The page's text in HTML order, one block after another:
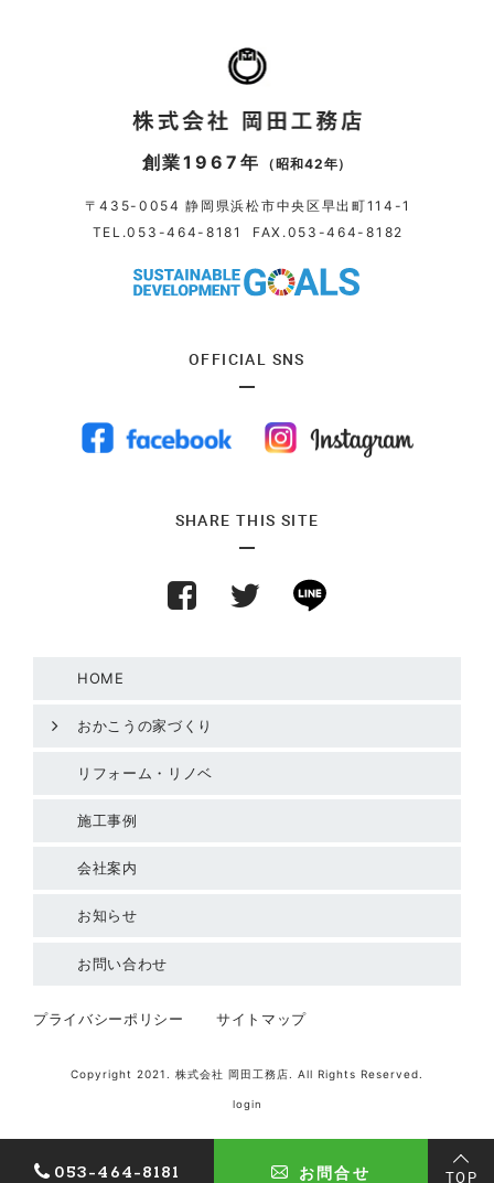
053-464-8181 お問合せ TOP
創業1967年 （昭和42年）
〒435-0054 静岡県浜松市中央区早出町114-1
TEL.053-464-8181 FAX.053-464-8182
OFFICIAL SNS
SHARE THIS SITE
HOME
おかこうの家づくり
リフォーム・リノベ
施工事例
会社案内
お知らせ
お問い合わせ
プライバシーポリシー サイトマップ
Copyright 2021. 株式会社 岡田工務店. All Rights Reserved.
login